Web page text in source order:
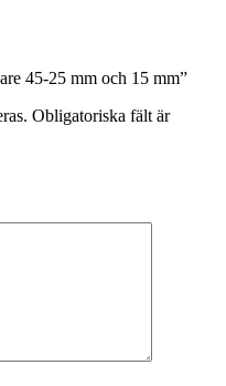
45-25 mm och 15 mm”
Obligatoriska fält är